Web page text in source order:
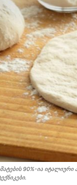
90%-ია იტალიური